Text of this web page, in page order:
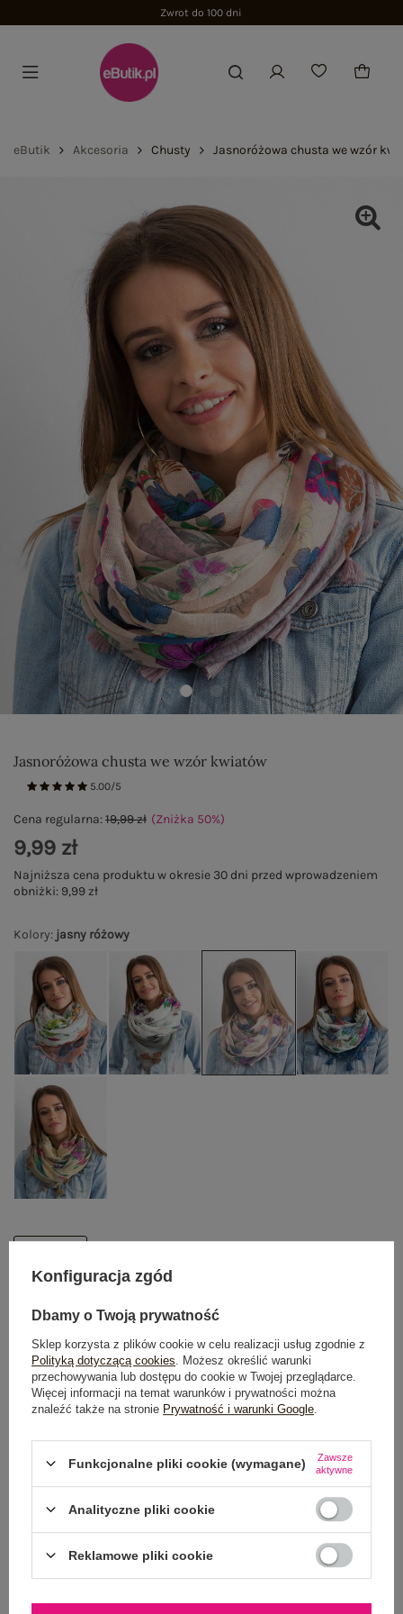
Zwrot do 100 dni
eButik Akcesoria Chusty Jasnoróżowa chusta we wzór
Jasnoróżowa chusta we wzór kwiatów
5.00/5
Kolory: jasny różowy
Cena regularna:19,99 zł (Zniżka 50%)
9,99 zł
Najniższa cena produktu w okresie 30 dni przed wprowadzeniem
obniżki: 9,99 zł
Możesz kupić także poprzez:
Do darmowej dostawy brakuje 200,00 zł
Wysyłkajutro
Konfiguracja zgód
Dbamy o Twoją prywatność
Sklep korzysta z plików cookie w celu realizacji usług zgodnie z
Polityką dotyczącą cookies . Możesz określić warunki
przechowywania lub dostępu do cookie w Twojej przeglądarce.
Więcej informacji na temat warunków i prywatności można
znaleźć także na stronie Prywatność i warunki Google
Funkcjonalne pliki cookie (wymagane)
Zawsze
aktywne
Analityczne pliki cookie
Reklamowe pliki cookie